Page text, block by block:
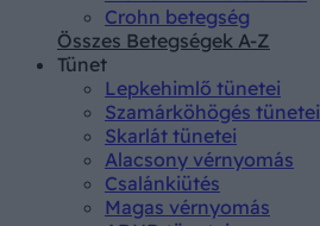
Crohn betegség
Összes Betegségek A-Z
Tünet
Lepkehimlő tünetei
Szamárköhögés tünetei
Skarlát tünetei
Alacsony vérnyomás
Csalánkiütés
Magas vérnyomás